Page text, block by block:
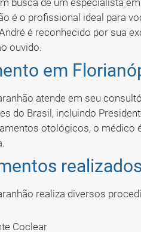
busca de um especialista
é o profissional ideal para
é reconhecido por sua
ouvido.
em
atende em seu
do Brasil, incluindo
otológicos, o médico
realiza diversos
Coclear